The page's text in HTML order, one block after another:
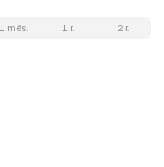
1 měs. 1 r. 2 r.